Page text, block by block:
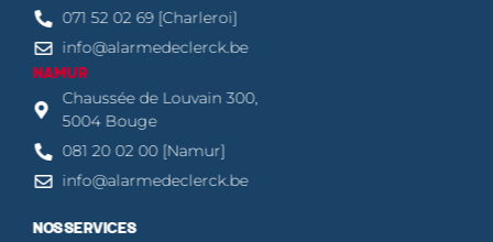
071 52 02 69 [Charleroi]
info@alarmedeclerck.be
NAMUR
Chaussée de Louvain 300,
5004 Bouge
081 20 02 00 [Namur]
info@alarmedeclerck.be
NOS SERVICES